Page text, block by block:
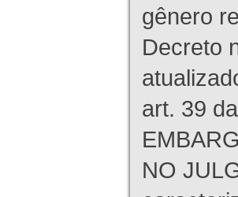
gênero
Decreto
art. 39
NO